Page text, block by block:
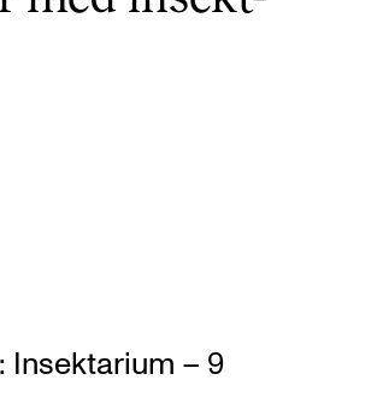
Insektarium – 9